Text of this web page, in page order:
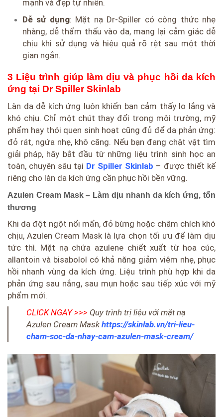
mạnh và đẹp tự nhiên.
Dễ sử dụng: Mặt nạ Dr-Spiller có công thức nhẹ
nhàng, dễ thẩm thấu vào da, mang lại cảm giác dễ
chịu khi sử dụng và hiệu quả rõ rệt sau một thời
gian ngắn.
3 Liệu trình giúp làm dịu và phục hồi da kích
ứng tại Dr Spiller Skinlab
Làn da dễ kích ứng luôn khiến bạn cảm thấy lo lắng và
khó chịu. Chỉ một chút thay đổi trong môi trường, mỹ
phẩm hay thói quen sinh hoạt cũng đủ để da phản ứng:
đỏ rát, ngứa nhẹ, khô căng. Nếu bạn đang chật vật tìm
giải pháp, hãy bắt đầu từ những liệu trình sinh học an
toàn, chuyên sâu tại Dr Spiller Skinlab – được thiết kế
riêng cho làn da kích ứng cần phục hồi bền vững.
Azulen Cream Mask – Làm dịu nhanh da kích ứng, tổn
thương
Khi da đột ngột nổi mẩn, đỏ bừng hoặc châm chích khó
chịu, Azulen Cream Mask là lựa chọn tối ưu để làm dịu
tức thì. Mặt nạ chứa azulene chiết xuất từ hoa cúc,
allantoin và bisabolol có khả năng giảm viêm nhẹ, phục
hồi nhanh vùng da kích ứng. Liệu trình phù hợp khi da
phản ứng sau nắng, sau mụn hoặc sau tiếp xúc với mỹ
phẩm mới.
CLICK NGAY >>> Quy trình trị liệu với mặt nạ
Azulen Cream Maskhttps://skinlab.vn/tri-lieu-
cham-soc-da-nhay-cam-azulen-mask-cream/